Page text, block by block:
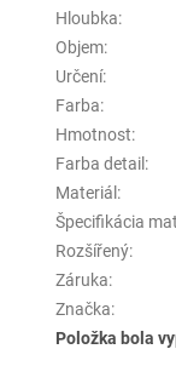
Hloubka:
Objem:
Určení:
Farba:
Hmotnost:
Farba detail:
Materiál:
Špecifikácia
Rozšířený:
Záruka:
Značka:
Položka bola